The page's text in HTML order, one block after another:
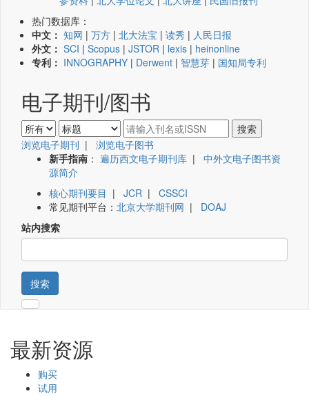
热门数据库：
中文： 知网 | 万方 | 北大法宝 | 读秀 | 人民日报
外文： SCI | Scopus | JSTOR | lexis | heinonline
专利： INNOGRAPHY | Derwent | 智慧芽 | 国知局专利
电子期刊/图书
浏览电子期刊 | 浏览电子图书
新手指南 ： 遍历西文电子期刊库 | 中外文电子图书资
源简介
核心期刊要目 | JCR | CSSCI
常见期刊平台： 北京大学期刊网 | DOAJ
站内搜索
搜索
最新资源
购买
试用